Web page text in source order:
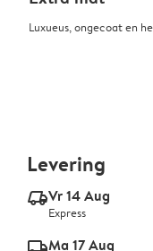
Luxueus, ongecoat en
Levering
delivery_express_v2Vr 14 Aug
Express
Ma 17 Aug